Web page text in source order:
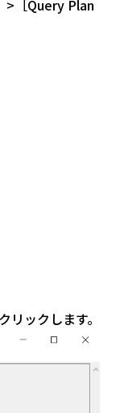
>［Query Plan
ックします。